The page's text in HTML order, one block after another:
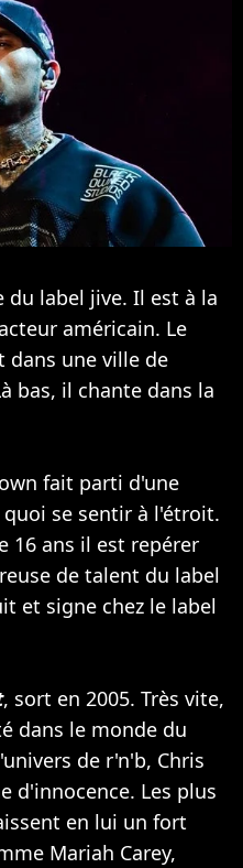
du label jive. Il est à la
américain. Le
dans une ville de
bas, il chante dans la
fait parti d'une
se sentir à l'étroit.
16 ans il est repérer
de talent du label
et signe chez le label
, sort en 2005. Très vite,
dans le monde du
de r'n'b, Chris
d'innocence. Les plus
en lui un fort
Mariah Carey,